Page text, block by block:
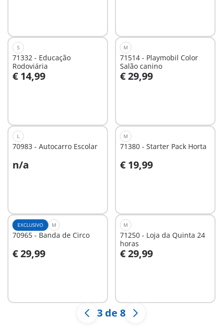
S
71332 - Educação
Rodoviária
€ 14,99
Ao carrinho
M
71514 - Playmobil Color
Salão canino
€ 29,99
Ao carrinho
L
70983 - Autocarro Escolar
n/a
M
71380 - Starter Pack Horta
€ 19,99
Ao carrinho
EXCLUSIVO M
70965 - Banda de Circo
€ 29,99
Ao carrinho
M
71250 - Loja da Quinta 24
horas
€ 29,99
Ao carrinho
3 de 8